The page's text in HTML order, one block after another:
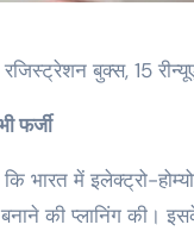
बुक्स, 15
फर्जी
भारत में इलेक्ट्रो-
की प्लानिंग की।